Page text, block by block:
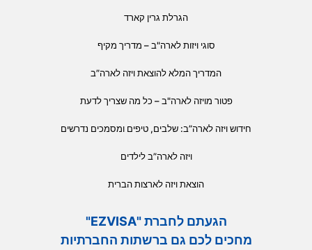
הגרלת גרין קארד
סוגי ויזות לארה"ב – מדריך מקיף
המדריך המלא להוצאת ויזה לארה”ב
פטור מויזה לארה"ב – כל מה שצריך לדעת
חידוש ויזה לארה”ב: שלבים, טיפים ומסמכים נדרשים
ויזה לארה”ב לילדים
הוצאת ויזה לארצות הברית
הגעתם לחברת "EZVISA"
מחכים לכם גם ברשתות החברתיות